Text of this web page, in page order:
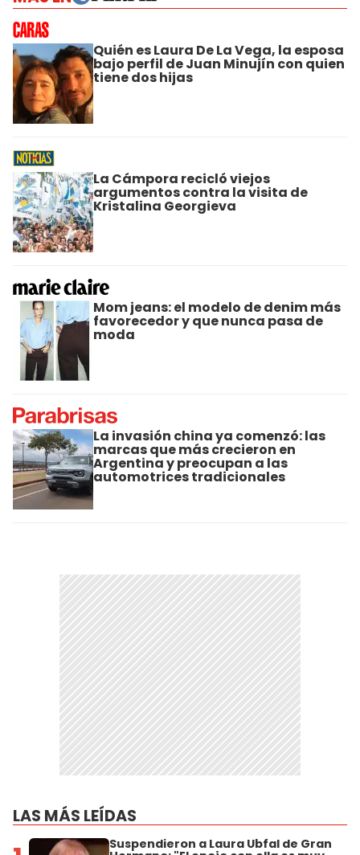
Quién es Laura De La Vega, la esposa
bajo perfil de Juan Minujín con quien
tiene dos hijas
La Cámpora recicló viejos
argumentos contra la visita de
Kristalina Georgieva
Mom jeans: el modelo de denim más
favorecedor y que nunca pasa de
moda
La invasión china ya comenzó: las
marcas que más crecieron en
Argentina y preocupan a las
automotrices tradicionales
LAS MÁS LEÍDAS
Suspendieron a Laura Ubfal de Gran